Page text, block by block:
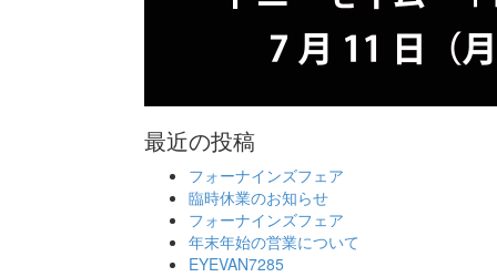
最近の投稿
フォーナインズフェア
臨時休業のお知らせ
フォーナインズフェア
年末年始の営業について
EYEVAN7285